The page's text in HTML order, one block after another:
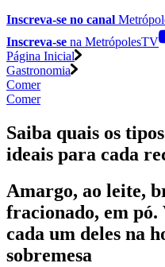
Inscreva-se no canal
Inscreva-se na MetrópolesTV
Página Inicial
Gastronomia
Comer
Comer
Saiba quais os
ideais para cada
Amargo, ao leite,
fracionado, em pó.
cada um deles na
sobremesa